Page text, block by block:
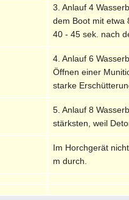
3. Anlauf 4
dem Boot mit etwa
40 - 45 sek. nach
4. Anlauf 6
Öffnen einer
starke
5. Anlauf 8
stärksten, weil
Im Horchgerät
m durch.